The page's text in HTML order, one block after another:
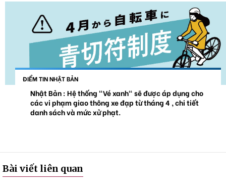
ĐIỂM TIN NHẬT BẢN
Nhật Bản : Hệ thống "Vé xanh" sẽ được áp dụng cho
các vi phạm giao thông xe đạp từ tháng 4 , chi tiết
danh sách và mức xử phạt.
Bài viết liên quan